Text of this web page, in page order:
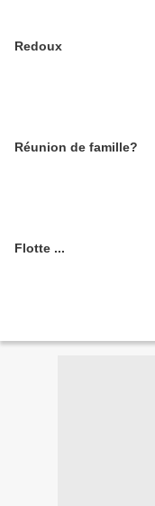
Redoux
Réunion de famille?
Flotte ...